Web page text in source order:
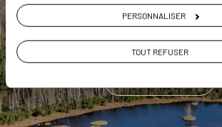
PERSONNALISER
TOUT REFUSER
L'album souvenirs à
vous-même